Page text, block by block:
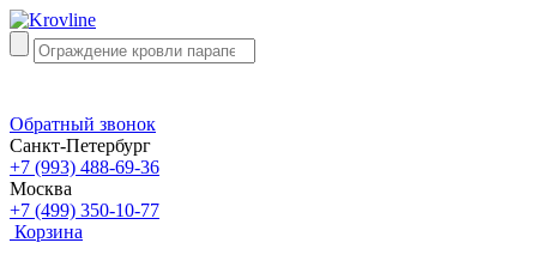
Обратный звонок
Санкт-Петербург
+7 (993) 488-69-36
Москва
+7 (499) 350-10-77
Корзина